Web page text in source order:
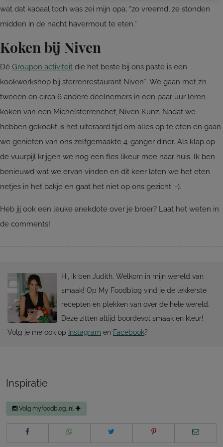
wat dat kabaal toch was zei mijn opa; “zo vreemd, ze stonden
midden in de nacht havermout te eten.”
Koken bij Niven
Dé Groupon activiteit die het beste bij ons paste is een
kookworkshop bij sterrenrestaurant Niven*. We gaan met z’n
tweeën en circa 6 andere deelnemers in een paar uur leren
koken van een Michelsterrenchef, Niven Kunz. Nadat we
hebben gekookt is het uiteraard tijd om alles op te eten en gaan
we genieten van ons zelfgemaakte 4-ganger diner. Als klap op
de vuurpijl krijgen we nog een fles likeur mee naar huis. Ik ben
benieuwd wat we ervan vinden en dit keer laten we het eten
netjes in het bakje en gaat het niet op ons gezicht ;-).
Heb jij ook een leuke anekdote over je broer? Laat het weten in
de comments!
Hi, ik ben Judith. Welkom in mijn wereld van
smaak! Op My Foodblog vind je de lekkerste
recepten en plekken van over de hele wereld.
Deze zitten altijd boordevol smaak en kleur!
Volg je me ook op Instagram en Facebook?
Inspiratie
Volg myfoodblog_nl